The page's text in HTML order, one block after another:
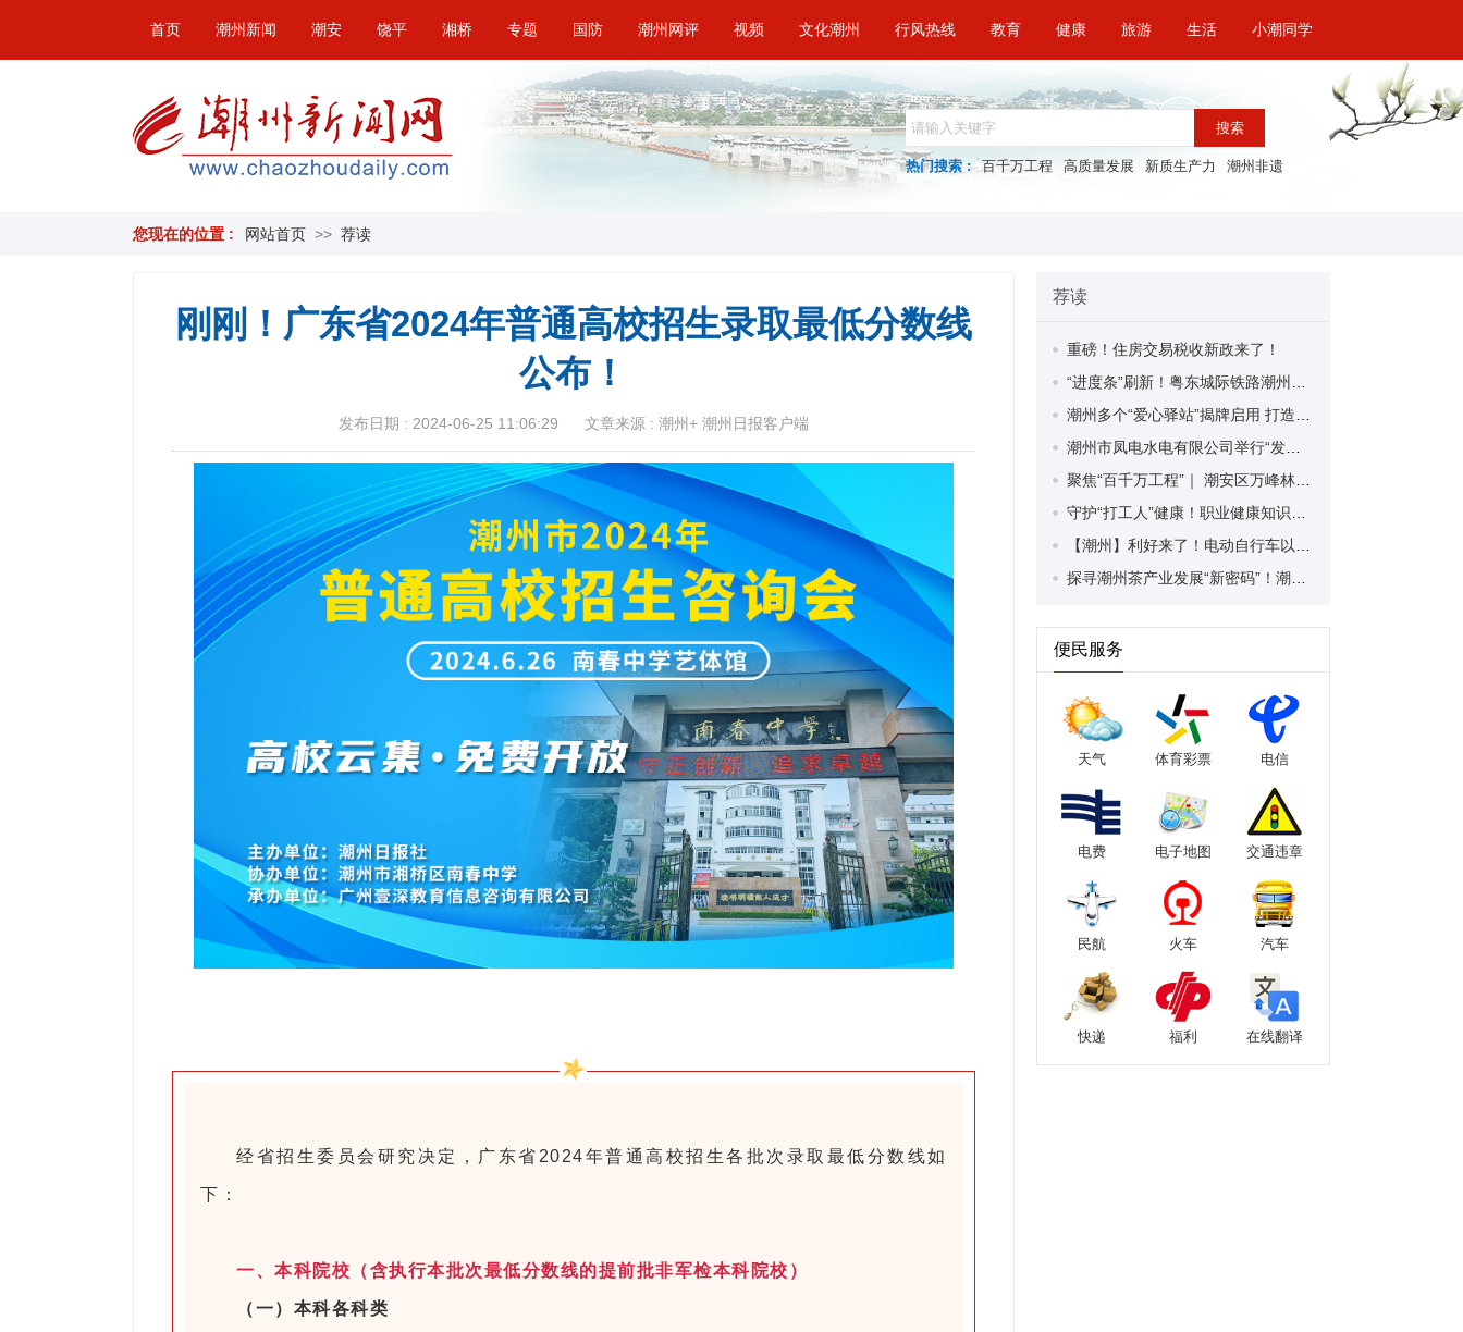
首页 潮州新闻 潮安 饶平 湘桥 专题 国防 潮州网评 视频 文化潮州 行风热线 教育 健康 旅游 生活 小潮同学
搜索
热门搜索 : 百千万工程 高质量发展 新质生产力 潮州非遗
您现在的位置 : 网站首页 >> 荐读
刚刚！广东省2024年普通高校招生录取最低分数线
公布！
发布日期 : 2024-06-25 11:06:29 文章来源 : 潮州+ 潮州日报客户端
经省招生委员会研究决定，广东省2024年普通高校招生各批次录取最低分数线如
下：
一、本科院校（含执行本批次最低分数线的提前批非军检本科院校）
（一）本科各科类
荐读
重磅！住房交易税收新政来了！
便民服务
天气 体育彩票 电信
电费 电子地图 交通违章
民航 火车 汽车
快递 福利 在线翻译